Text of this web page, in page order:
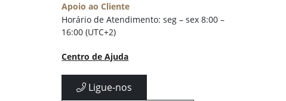
Apoio ao Cliente
Horário de Atendimento: seg – sex 8:00 –
16:00 (UTC+2)
Centro de Ajuda
Ligue-nos